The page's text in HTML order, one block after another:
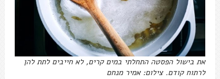
את בישול הפסטה התחלתי במים קרים, לא חייבים לתת להן
לרתוח קודם. צילום: אמיר מנחם